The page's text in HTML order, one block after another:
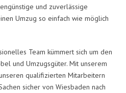
und zuverlässige
Umzug so einfach wie möglich
Team kümmert sich um den
und Umzugsgüter. Mit unserem
qualifizierten Mitarbeitern
sicher von Wiesbaden nach